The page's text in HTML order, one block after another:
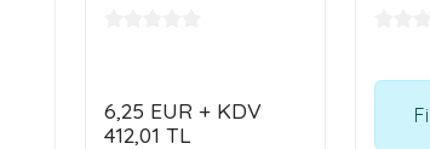
6,25 EUR + KDV
412,01TL